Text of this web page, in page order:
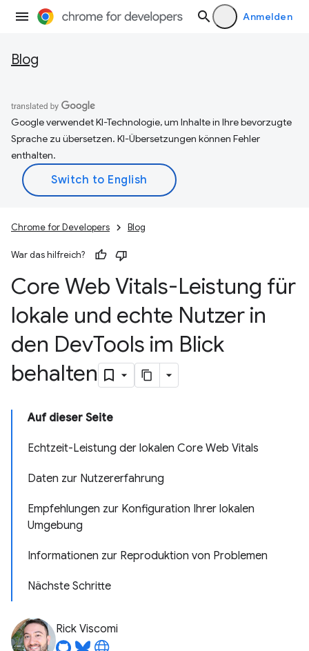
Anmelden
Blog
Google verwendet KI-Technologie, um Inhalte in Ihre bevorzugte
Sprache zu übersetzen. KI-Übersetzungen können Fehler
enthalten.
Chrome for Developers Blog
War das hilfreich?
Core Web Vitals-Leistung für
lokale und echte Nutzer in
den DevTools im Blick
behalten
Auf dieser Seite
Echtzeit-Leistung der lokalen Core Web Vitals
Daten zur Nutzererfahrung
Empfehlungen zur Konfiguration Ihrer lokalen
Umgebung
Informationen zur Reproduktion von Problemen
Nächste Schritte
Rick Viscomi